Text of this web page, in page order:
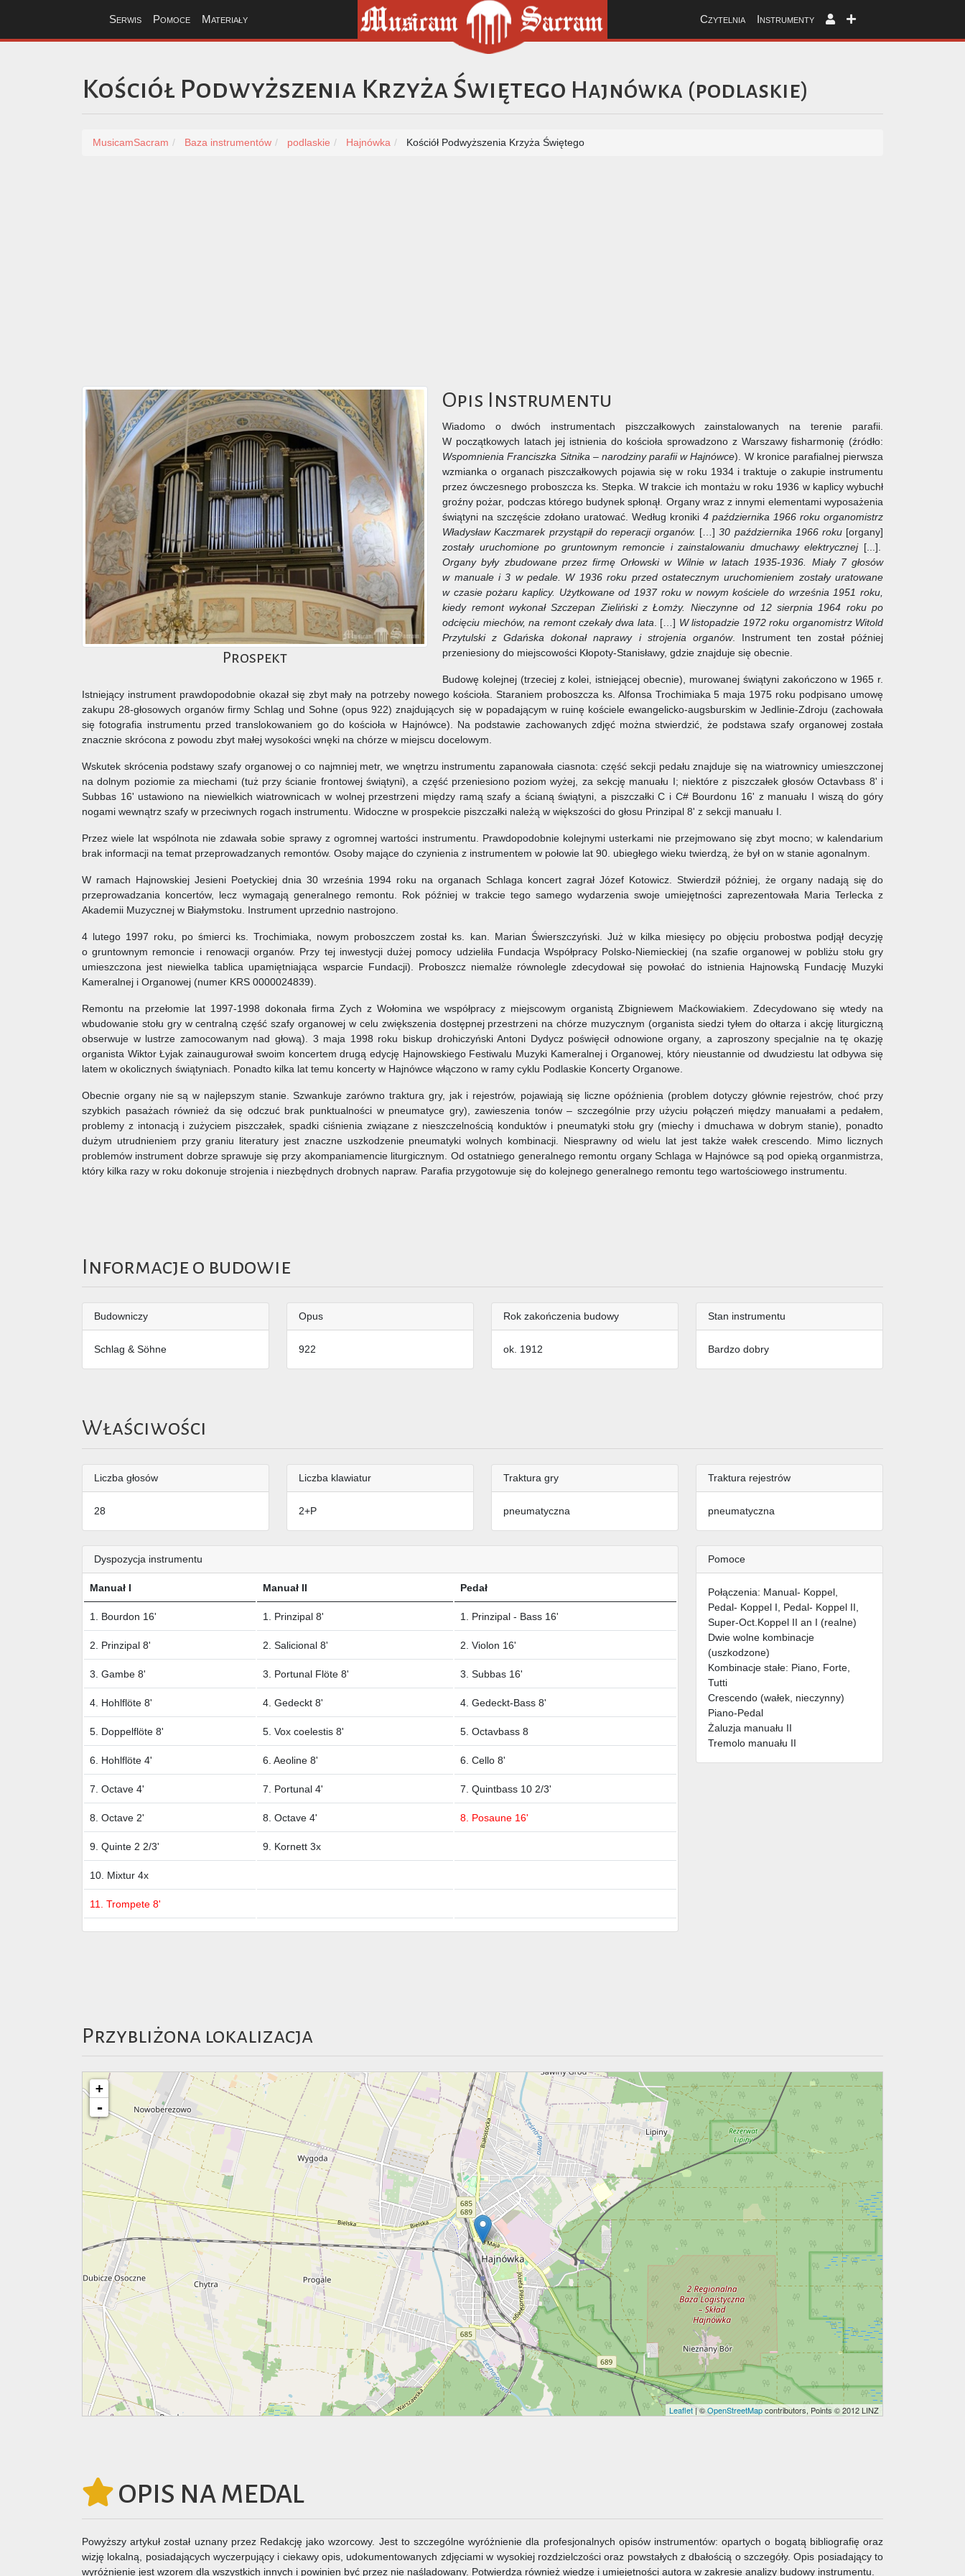
Serwis Pomoce Materiały Czytelnia Instrumenty
Kościół Podwyższenia Krzyża Świętego Hajnówka (podlaskie)
MusicamSacram Baza instrumentów podlaskie Hajnówka Kościół Podwyższenia Krzyża Świętego
Prospekt
Opis Instrumentu
Wiadomo o dwóch instrumentach piszczałkowych zainstalowanych na terenie parafii.
W początkowych latach jej istnienia do kościoła sprowadzono z Warszawy fisharmonię (źródło:
Wspomnienia Franciszka Sitnika – narodziny parafii w Hajnówce). W kronice parafialnej pierwsza
wzmianka o organach piszczałkowych pojawia się w roku 1934 i traktuje o zakupie instrumentu
przez ówczesnego proboszcza ks. Stepka. W trakcie ich montażu w roku 1936 w kaplicy wybuchł
groźny pożar, podczas którego budynek spłonął. Organy wraz z innymi elementami wyposażenia
świątyni na szczęście zdołano uratować. Według kroniki4 października 1966 roku organomistrz
Władysław Kaczmarek przystąpił do reperacji organów. […] 30 października 1966 roku [organy]
zostały uruchomione po gruntownym remoncie i zainstalowaniu dmuchawy elektrycznej[...].
Organy były zbudowane przez firmę Orłowski w Wilnie w latach 1935-1936. Miały 7 głosów
w manuale i 3 w pedale. W 1936 roku przed ostatecznym uruchomieniem zostały uratowane
w czasie pożaru kaplicy. Użytkowane od 1937 roku w nowym kościele do września 1951 roku,
kiedy remont wykonał Szczepan Zieliński z Łomży. Nieczynne od 12 sierpnia 1964 roku po
odcięciu miechów, na remont czekały dwa lata . […] W listopadzie 1972 roku organomistrz Witold
Przytulski z Gdańska dokonał naprawy i strojenia organów. Instrument ten został później
przeniesiony do miejscowości Kłopoty-Stanisławy, gdzie znajduje się obecnie.
Budowę kolejnej (trzeciej z kolei, istniejącej obecnie), murowanej świątyni zakończono w 1965 r.
Istniejący instrument prawdopodobnie okazał się zbyt mały na potrzeby nowego kościoła. Staraniem proboszcza ks. Alfonsa Trochimiaka 5 maja 1975 roku podpisano umowę
zakupu 28-głosowych organów firmy Schlag und Sohne (opus 922) znajdujących się w popadającym w ruinę kościele ewangelicko-augsburskim w Jedlinie-Zdroju (zachowała
się fotografia instrumentu przed translokowaniem go do kościoła w Hajnówce). Na podstawie zachowanych zdjęć można stwierdzić, że podstawa szafy organowej została
znacznie skrócona z powodu zbyt małej wysokości wnęki na chórze w miejscu docelowym.
Wskutek skrócenia podstawy szafy organowej o co najmniej metr, we wnętrzu instrumentu zapanowała ciasnota: część sekcji pedału znajduje się na wiatrownicy umieszczonej
na dolnym poziomie za miechami (tuż przy ścianie frontowej świątyni), a część przeniesiono poziom wyżej, za sekcję manuału I; niektóre z piszczałek głosów Octavbass 8' i
Subbas 16' ustawiono na niewielkich wiatrownicach w wolnej przestrzeni między ramą szafy a ścianą świątyni, a piszczałki C i C# Bourdonu 16' z manuału I wiszą do góry
nogami wewnątrz szafy w przeciwnych rogach instrumentu. Widoczne w prospekcie piszczałki należą w większości do głosu Prinzipal 8' z sekcji manuału I.
Przez wiele lat wspólnota nie zdawała sobie sprawy z ogromnej wartości instrumentu. Prawdopodobnie kolejnymi usterkami nie przejmowano się zbyt mocno; w kalendarium
brak informacji na temat przeprowadzanych remontów. Osoby mające do czynienia z instrumentem w połowie lat 90. ubiegłego wieku twierdzą, że był on w stanie agonalnym.
W ramach Hajnowskiej Jesieni Poetyckiej dnia 30 września 1994 roku na organach Schlaga koncert zagrał Józef Kotowicz. Stwierdził później, że organy nadają się do
przeprowadzania koncertów, lecz wymagają generalnego remontu. Rok później w trakcie tego samego wydarzenia swoje umiejętności zaprezentowała Maria Terlecka z
Akademii Muzycznej w Białymstoku. Instrument uprzednio nastrojono.
4 lutego 1997 roku, po śmierci ks. Trochimiaka, nowym proboszczem został ks. kan. Marian Świerszczyński. Już w kilka miesięcy po objęciu probostwa podjął decyzję
o gruntownym remoncie i renowacji organów. Przy tej inwestycji dużej pomocy udzieliła Fundacja Współpracy Polsko-Niemieckiej (na szafie organowej w pobliżu stołu gry
umieszczona jest niewielka tablica upamiętniająca wsparcie Fundacji). Proboszcz niemalże równolegle zdecydował się powołać do istnienia Hajnowską Fundację Muzyki
Kameralnej i Organowej (numer KRS 0000024839).
Remontu na przełomie lat 1997-1998 dokonała firma Zych z Wołomina we współpracy z miejscowym organistą Zbigniewem Maćkowiakiem. Zdecydowano się wtedy na
wbudowanie stołu gry w centralną część szafy organowej w celu zwiększenia dostępnej przestrzeni na chórze muzycznym (organista siedzi tyłem do ołtarza i akcję liturgiczną
obserwuje w lustrze zamocowanym nad głową). 3 maja 1998 roku biskup drohiczyński Antoni Dydycz poświęcił odnowione organy, a zaproszony specjalnie na tę okazję
organista Wiktor Łyjak zainaugurował swoim koncertem drugą edycję Hajnowskiego Festiwalu Muzyki Kameralnej i Organowej, który nieustannie od dwudziestu lat odbywa się
latem w okolicznych świątyniach. Ponadto kilka lat temu koncerty w Hajnówce włączono w ramy cyklu Podlaskie Koncerty Organowe.
Obecnie organy nie są w najlepszym stanie. Szwankuje zarówno traktura gry, jak i rejestrów, pojawiają się liczne opóźnienia (problem dotyczy głównie rejestrów, choć przy
szybkich pasażach również da się odczuć brak punktualności w pneumatyce gry), zawieszenia tonów – szczególnie przy użyciu połączeń między manuałami a pedałem,
problemy z intonacją i zużyciem piszczałek, spadki ciśnienia związane z nieszczelnością konduktów i pneumatyki stołu gry (miechy i dmuchawa w dobrym stanie), ponadto
dużym utrudnieniem przy graniu literatury jest znaczne uszkodzenie pneumatyki wolnych kombinacji. Niesprawny od wielu lat jest także wałek crescendo. Mimo licznych
problemów instrument dobrze sprawuje się przy akompaniamencie liturgicznym. Od ostatniego generalnego remontu organy Schlaga w Hajnówce są pod opieką organmistrza,
który kilka razy w roku dokonuje strojenia i niezbędnych drobnych napraw. Parafia przygotowuje się do kolejnego generalnego remontu tego wartościowego instrumentu.
Informacje o budowie
Budowniczy
Schlag & Söhne
Opus
922
Rok zakończenia budowy
ok. 1912
Stan instrumentu
Bardzo dobry
Właściwości
Liczba głosów
28
Liczba klawiatur
2+P
Traktura gry
pneumatyczna
Traktura rejestrów
pneumatyczna
Dyspozycja instrumentu
Manuał I Manuał II Pedał
1. Bourdon 16' 1. Prinzipal 8' 1. Prinzipal - Bass 16'
2. Prinzipal 8' 2. Salicional 8' 2. Violon 16'
3. Gambe 8' 3. Portunal Flöte 8' 3. Subbas 16'
4. Hohlflöte 8' 4. Gedeckt 8' 4. Gedeckt-Bass 8'
5. Doppelflöte 8' 5. Vox coelestis 8' 5. Octavbass 8
6. Hohlflöte 4' 6. Aeoline 8' 6. Cello 8'
7. Octave 4' 7. Portunal 4' 7. Quintbass 10 2/3'
8. Octave 2' 8. Octave 4' 8. Posaune 16'
9. Quinte 2 2/3' 9. Kornett 3x
10. Mixtur 4x
11. Trompete 8'
Pomoce
Połączenia: Manual- Koppel,
Pedal- Koppel I, Pedal- Koppel II,
Super-Oct.Koppel II an I (realne)
Dwie wolne kombinacje
(uszkodzone)
Kombinacje stałe: Piano, Forte,
Tutti
Crescendo (wałek, nieczynny)
Piano-Pedal
Żaluzja manuału II
Tremolo manuału II
Przybliżona lokalizacja
+
-
Leaflet| ©OpenStreetMapcontributors, Points © 2012 LINZ
OPIS NA MEDAL
Powyższy artykuł został uznany przez Redakcję jako wzorcowy. Jest to szczególne wyróżnienie dla profesjonalnych opisów instrumentów: opartych o bogatą bibliografię oraz
wizję lokalną, posiadających wyczerpujący i ciekawy opis, udokumentowanych zdjęciami w wysokiej rozdzielczości oraz powstałych z dbałością o szczegóły. Opis posiadający to
wyróżnienie jest wzorem dla wszystkich innych i powinien być przez nie naśladowany. Potwierdza również wiedzę i umiejętności autora w zakresie analizy budowy instrumentu.